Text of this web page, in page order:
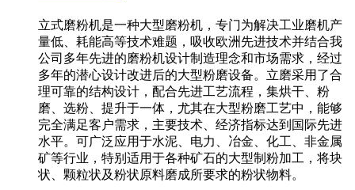
立式磨粉机是一种大型磨粉机，专门为解决工业磨机产
量低、耗能高等技术难题，吸收欧洲先进技术并结合我
公司多年先进的磨粉机设计制造理念和市场需求，经过
多年的潜心设计改进后的大型粉磨设备。立磨采用了合
理可靠的结构设计，配合先进工艺流程，集烘干、粉
磨、选粉、提升于一体，尤其在大型粉磨工艺中，能够
完全满足客户需求，主要技术、经济指标达到国际先进
水平。可广泛应用于水泥、电力、冶金、化工、非金属
矿等行业，特别适用于各种矿石的大型制粉加工，将块
状、颗粒状及粉状原料磨成所要求的粉状物料。